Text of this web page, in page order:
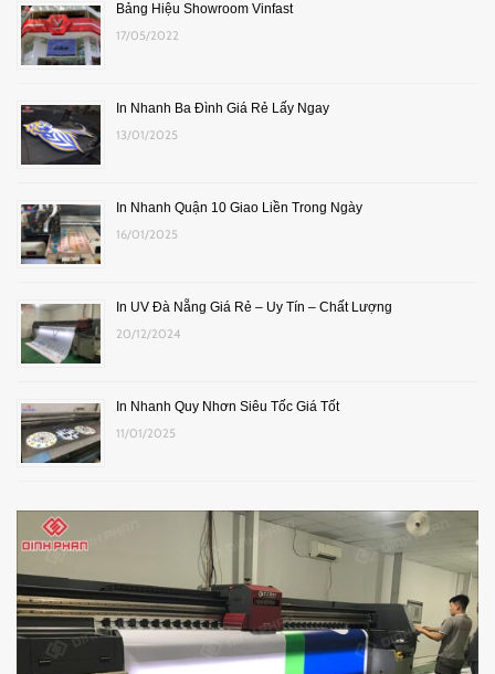
Bảng Hiệu Showroom Vinfast
17/05/2022
In Nhanh Ba Đình Giá Rẻ Lấy Ngay
13/01/2025
In Nhanh Quận 10 Giao Liền Trong Ngày
16/01/2025
In UV Đà Nẵng Giá Rẻ – Uy Tín – Chất Lượng
20/12/2024
In Nhanh Quy Nhơn Siêu Tốc Giá Tốt
11/01/2025